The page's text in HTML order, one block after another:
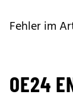
Fehler im
OE24